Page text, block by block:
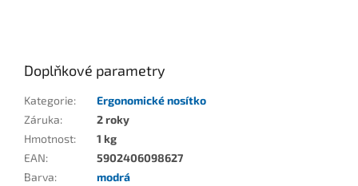
Doplňkové parametry
Kategorie:
Ergonomické nosítko
Záruka:
2 roky
Hmotnost:
1 kg
EAN:
5902406098627
Barva:
modrá